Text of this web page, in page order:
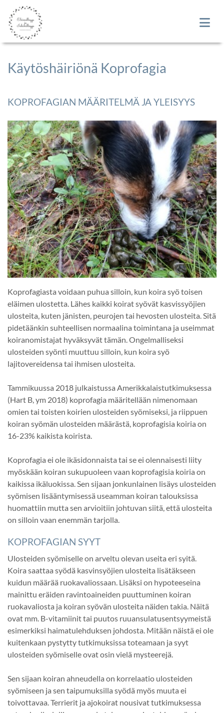
Käytöshäiriönä Koprofagia
KOPROFAGIAN MÄÄRITELMÄ JA YLEISYYS
Koprofagiasta voidaan puhua silloin, kun koira syö toisen
eläimen ulostetta. Lähes kaikki koirat syövät kasvissyöjien
ulosteita, kuten jänisten, peurojen tai hevosten ulosteita. Sitä
pidetäänkin suhteellisen normaalina toimintana ja useimmat
koiranomistajat hyväksyvät tämän. Ongelmalliseksi
ulosteiden syönti muuttuu silloin, kun koira syö
lajitovereidensa tai ihmisen ulosteita.
Tammikuussa 2018 julkaistussa Amerikkalaistutkimuksessa
(Hart B, ym 2018) koprofagia määritellään nimenomaan
omien tai toisten koirien ulosteiden syömiseksi, ja riippuen
koiran syömän ulosteiden määrästä, koprofagisia koiria on
16-23% kaikista koirista.
Koprofagia ei ole ikäsidonnaista tai se ei olennaisesti liity
myöskään koiran sukupuoleen vaan koprofagisia koiria on
kaikissa ikäluokissa. Sen sijaan jonkunlainen lisäys ulosteiden
syömisen lisääntymisessä useamman koiran talouksissa
huomattiin mutta sen arvioitiin johtuvan siitä, että ulosteita
on silloin vaan enemmän tarjolla.
KOPROFAGIAN SYYT
Ulosteiden syömiselle on arveltu olevan useita eri syitä.
Koira saattaa syödä kasvinsyöjien ulosteita lisätäkseen
kuidun määrää ruokavaliossaan. Lisäksi on hypoteeseina
mainittu eräiden ravintoaineiden puuttuminen koiran
ruokavaliosta ja koiran syövän ulosteita näiden takia. Näitä
ovat mm. B-vitamiinit tai puutos ruuansulatusentsyymeistä
esimerkiksi haimatulehduksen johdosta. Mitään näistä ei ole
kuitenkaan pystytty tutkimuksissa toteamaan ja syyt
ulosteiden syömiselle ovat osin vielä mysteerejä.
Sen sijaan koiran ahneudella on korrelaatio ulosteiden
syömiseen ja sen taipumuksilla syödä myös muuta ei
toivottavaa. Terrierit ja ajokoirat nousivat tutkimuksessa